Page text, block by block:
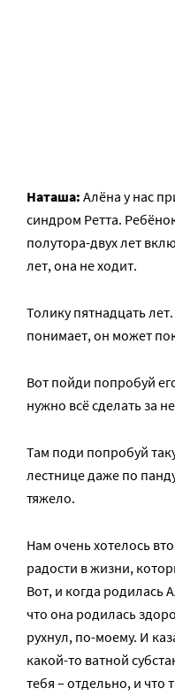
Наташа: Алёна у нас
синдром Ретта.
полутора-двух лет
лет, она не ходит.
Толику пятнадцать
понимает, он может
Вот пойди попробуй
нужно всё сделать за
Там поди попробуй
лестнице даже по
тяжело.
Нам очень хотелось
радости в жизни,
Вот, и когда родилась
что она родилась
рухнул, по-моему. И
какой-то ватной
тебя – отдельно, и что